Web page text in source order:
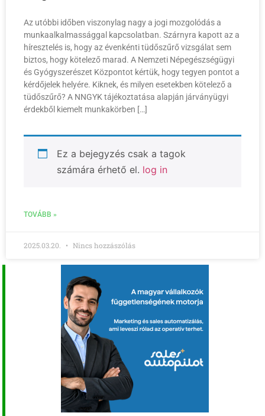
Az utóbbi időben viszonylag nagy a jogi mozgolódás a
munkaalkalmassággal kapcsolatban. Szárnyra kapott az a
híresztelés is, hogy az évenkénti tüdőszűrő vizsgálat sem
biztos, hogy kötelező marad. A Nemzeti Népegészségügyi
és Gyógyszerészet Központot kértük, hogy tegyen pontot a
kérdőjelek helyére. Kiknek, és milyen esetekben kötelező a
tüdőszűrő? A NNGYK tájékoztatása alapján járványügyi
érdekből kiemelt munkakörben […]
Ez a bejegyzés csak a tagok
számára érhető el. log in
TOVÁBB »
2025.03.20. Nincs hozzászólás